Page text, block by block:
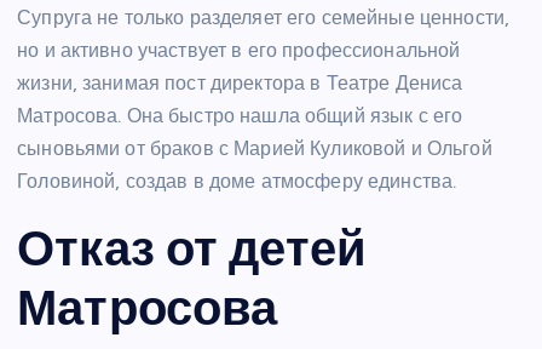
Супруга не только разделяет его семейные ценности,
но и активно участвует в его профессиональной
жизни, занимая пост директора в Театре Дениса
Матросова. Она быстро нашла общий язык с его
сыновьями от браков с Марией Куликовой и Ольгой
Головиной, создав в доме атмосферу единства.
Отказ от детей
Матросова